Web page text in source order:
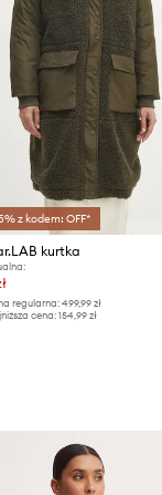
z kodem: OFF*
kurtka
regularna: 499,99 zł
cena: 154,99 zł